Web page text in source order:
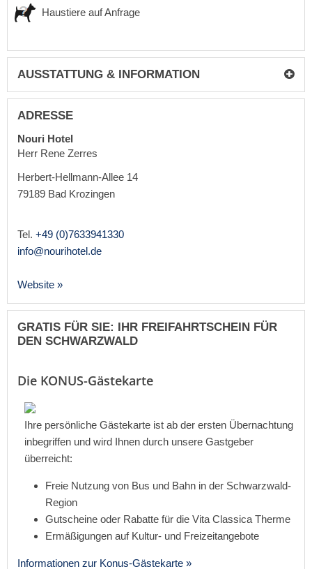
Haustiere auf Anfrage
AUSSTATTUNG & INFORMATION
ADRESSE
Nouri Hotel
Herr Rene Zerres
Herbert-Hellmann-Allee 14
79189 Bad Krozingen
Tel. +49 (0)7633941330
info@nourihotel.de
Website »
GRATIS FÜR SIE: IHR FREIFAHRTSCHEIN FÜR
DEN SCHWARZWALD
Die KONUS-Gästekarte
Ihre persönliche Gästekarte ist ab der ersten Übernachtung
inbegriffen und wird Ihnen durch unsere Gastgeber
überreicht:
Freie Nutzung von Bus und Bahn in der Schwarzwald-
Region
Gutscheine oder Rabatte für die Vita Classica Therme
Ermäßigungen auf Kultur- und Freizeitangebote
Informationen zur Konus-Gästekarte »